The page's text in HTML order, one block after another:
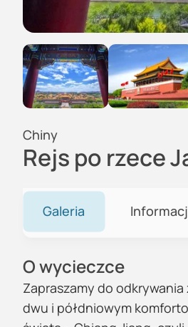
Rejs po rzece
Chiny
Galeria
O wycieczce
Zapraszamy do
dwu i półdniowym